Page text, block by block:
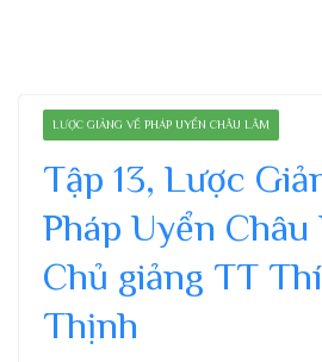
LƯỢC GIẢNG VỀ PHÁP UYỂN CHÂU LÂM
Tập 13, Lược
Pháp Uyển Châu
Chủ giảng TT
Thịnh